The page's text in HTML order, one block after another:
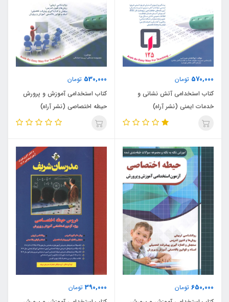
570,000 تومان
کتاب استخدامی آتش نشانی و
خدمات ایمنی (نشر آراه)
530,000 تومان
کتاب استخدامی آموزش و پرورش
حیطه اختصاصی (نشر آراه)
650,000 تومان
390,000 تومان